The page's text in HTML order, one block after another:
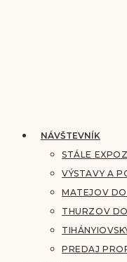
NÁVŠTEVNÍK
STÁLE
VÝSTAVY A
MATEJOV
THURZOV
PREDAJ